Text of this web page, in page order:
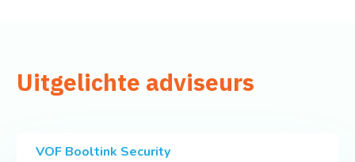
Uitgelichte adviseurs
VOF Booltink Security